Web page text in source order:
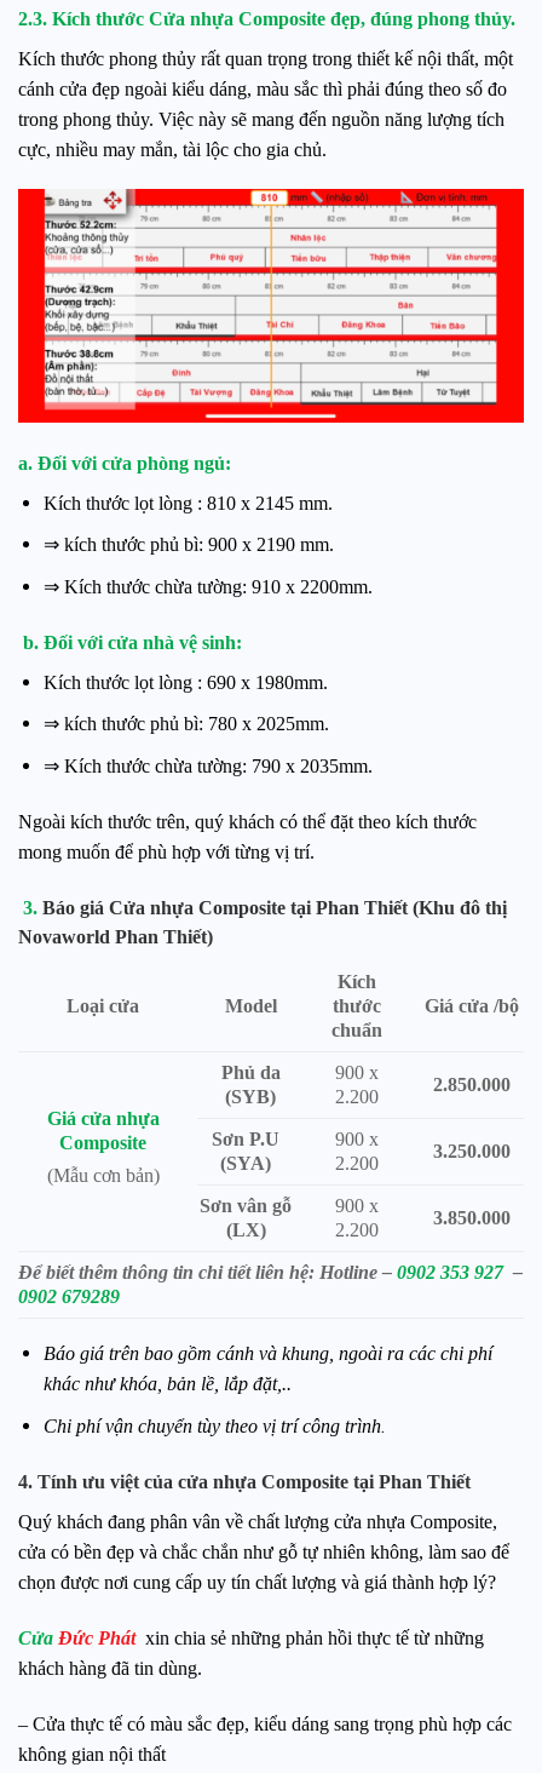
2.3. Kích thước Cửa nhựa Composite đẹp, đúng phong thủy.
Kích thước phong thủy rất quan trọng trong thiết kế nội thất, một
cánh cửa đẹp ngoài kiểu dáng, màu sắc thì phải đúng theo số đo
trong phong thủy. Việc này sẽ mang đến nguồn năng lượng tích
cực, nhiều may mắn, tài lộc cho gia chủ.
a. Đối với cửa phòng ngủ:
Kích thước lọt lòng : 810 x 2145 mm.
⇒ kích thước phủ bì: 900 x 2190 mm.
⇒ Kích thước chừa tường: 910 x 2200mm.
b. Đối với cửa nhà vệ sinh:
Kích thước lọt lòng : 690 x 1980mm.
⇒ kích thước phủ bì: 780 x 2025mm.
⇒ Kích thước chừa tường: 790 x 2035mm.
Ngoài kích thước trên, quý khách có thể đặt theo kích thước
mong muốn để phù hợp với từng vị trí.
3. Báo giá Cửa nhựa Composite tại Phan Thiết (Khu đô thị
Novaworld Phan Thiết)
Loại cửa Model
Kích
thước
chuẩn
Giá cửa /bộ
Giá cửa nhựa
Composite
(Mẫu cơn bản)
Phủ da
(SYB)
900 x
2.200
2.850.000
Sơn P.U
(SYA)
900 x
2.200
3.250.000
Sơn vân gỗ
(LX)
900 x
2.200
3.850.000
Để biết thêm thông tin chi tiết liên hệ: Hotline – 0902 353 927 –
0902 679289
Báo giá trên bao gồm cánh và khung, ngoài ra các chi phí
khác như khóa, bản lề, lắp đặt,..
Chi phí vận chuyển tùy theo vị trí công trình.
4. Tính ưu việt của cửa nhựa Composite tại Phan Thiết
Quý khách đang phân vân về chất lượng cửa nhựa Composite,
cửa có bền đẹp và chắc chắn như gỗ tự nhiên không, làm sao để
chọn được nơi cung cấp uy tín chất lượng và giá thành hợp lý?
Cửa Đức Phát xin chia sẻ những phản hồi thực tế từ những
khách hàng đã tin dùng.
– Cửa thực tế có màu sắc đẹp, kiểu dáng sang trọng phù hợp các
không gian nội thất